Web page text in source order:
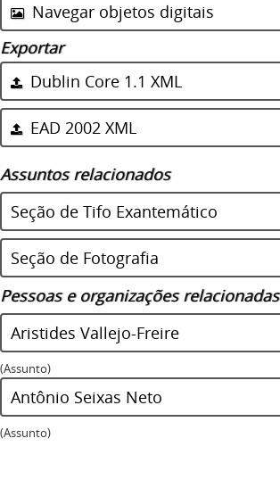
Navegar objetos digitais
Exportar
Dublin Core 1.1 XML
EAD 2002 XML
Assuntos relacionados
Seção de Tifo Exantemático
Seção de Fotografia
Pessoas e organizações relacionadas
Aristides Vallejo-Freire
(Assunto)
Antônio Seixas Neto
(Assunto)